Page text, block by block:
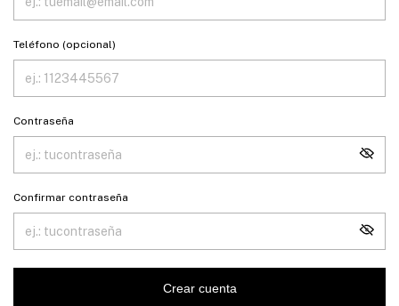
Teléfono (opcional)
Contraseña
Confirmar contraseña
Crear cuenta